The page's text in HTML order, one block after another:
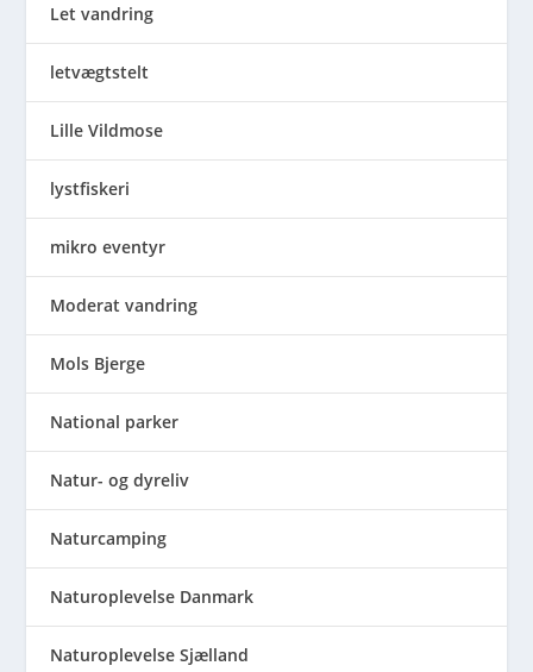
Let vandring
letvægtstelt
Lille Vildmose
lystfiskeri
mikro eventyr
Moderat vandring
Mols Bjerge
National parker
Natur- og dyreliv
Naturcamping
Naturoplevelse Danmark
Naturoplevelse Sjælland